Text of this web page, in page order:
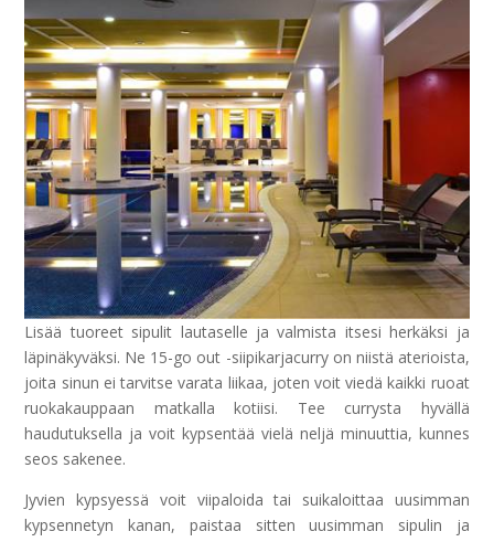
Lisää tuoreet sipulit lautaselle ja valmista itsesi herkäksi ja
läpinäkyväksi. Ne 15-go out -siipikarjacurry on niistä aterioista,
joita sinun ei tarvitse varata liikaa, joten voit viedä kaikki ruoat
ruokakauppaan matkalla kotiisi. Tee currysta hyvällä
haudutuksella ja voit kypsentää vielä neljä minuuttia, kunnes
seos sakenee.
Jyvien kypsyessä voit viipaloida tai suikaloittaa uusimman
kypsennetyn kanan, paistaa sitten uusimman sipulin ja